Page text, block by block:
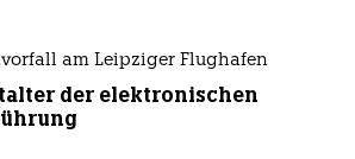
am Leipziger Flughafen
der elektronischen